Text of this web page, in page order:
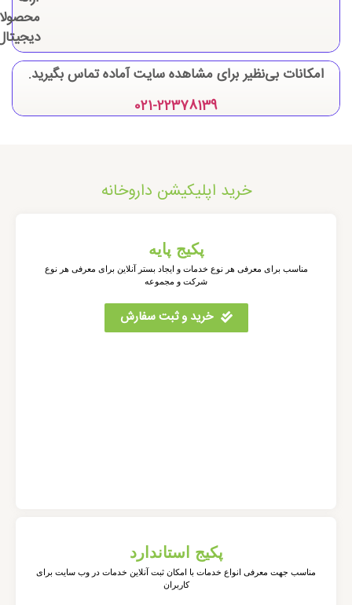
امکانات بی‌نظیر برای مشاهده سایت آماده تماس بگیرید.
021-22378139
خرید اپلیکیشن داروخانه
پکیج پایه
مناسب برای معرفی هر نوع خدمات و ایجاد بستر آنلاین برای معرفی هر نوع
شرکت و مجموعه
خرید و ثبت سفارش
پکیج استاندارد
مناسب جهت معرفی انواع خدمات با امکان ثبت آنلاین خدمات در وب سایت برای
کاربران